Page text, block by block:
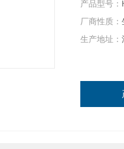
产品型号：
厂商性质：
生产地址：